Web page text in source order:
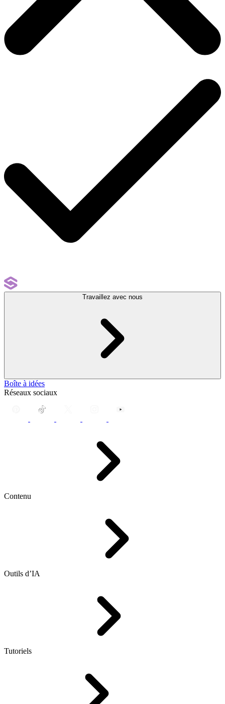
Travaillez avec nous
Boîte à idées
Réseaux sociaux
Contenu
Outils d’IA
Tutoriels